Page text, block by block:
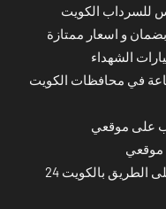
للسرداب الكويت
و اسعار ممتازة
الشهداء
على موقعي
موقعي
بنشر تصليح سيارات متنقل متطور على الطريق بالكويت 24